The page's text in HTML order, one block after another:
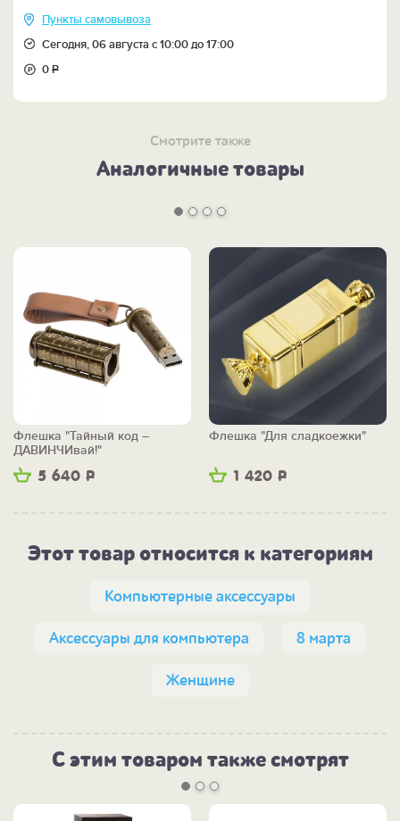
Пункты самовывоза
Сегодня, 06 августа с 10:00 до 17:00
0Р
Смотрите также
Аналогичные товары
5 640 Р
Флешка "Тайный код –
ДАВИНЧИвай!"
1 420 Р
Флешка "Для сладкоежки"
Этот товар относится к категориям
Компьютерные аксессуары
Аксессуары для компьютера 8 марта
Женщине
С этим товаром также смотрят